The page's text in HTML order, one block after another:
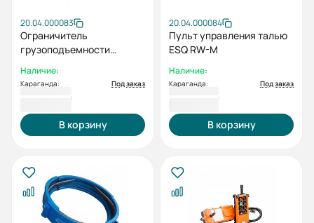
20.04.000083
Ограничитель
грузоподъемности
Наличие:
Караганда: Под заказ
В корзину
20.04.000084
Пульт управления талью
ESQ RW-M
Наличие:
Караганда: Под заказ
В корзину